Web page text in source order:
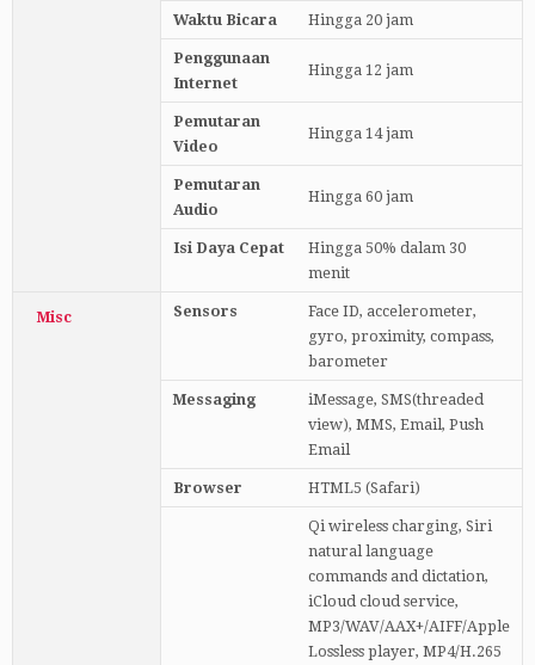
Waktu Bicara Hingga 20 jam
Penggunaan
Internet
Hingga 12 jam
Pemutaran
Video
Hingga 14 jam
Pemutaran
Audio
Hingga 60 jam
Isi Daya Cepat
Hingga 50% dalam 30
menit
Misc Sensors
Face ID, accelerometer,
gyro, proximity, compass,
barometer
Messaging
iMessage, SMS(threaded
view), MMS, Email, Push
Email
Browser HTML5 (Safari)
Qi wireless charging, Siri
natural language
commands and dictation,
iCloud cloud service,
MP3/WAV/AAX+/AIFF/Apple
Lossless player, MP4/H.265